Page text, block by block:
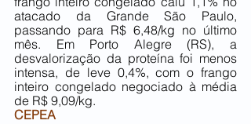
atacado da Grande São Paulo,
passando para R$ 6,48/kg no último
mês. Em Porto Alegre (RS), a
desvalorização da proteína foi menos
intensa, de leve 0,4%, com o frango
inteiro congelado negociado à média
de R$ 9,09/kg.
CEPEA